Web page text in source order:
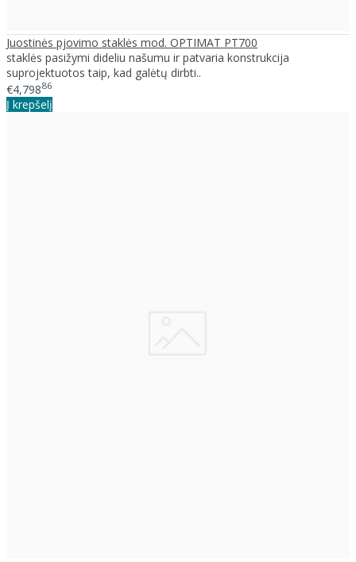
Juostinės pjovimo staklės mod. OPTIMAT PT700
staklės pasižymi dideliu našumu ir patvaria konstrukcija
suprojektuotos taip, kad galėtų dirbti..
€4,79886
Į krepšelį